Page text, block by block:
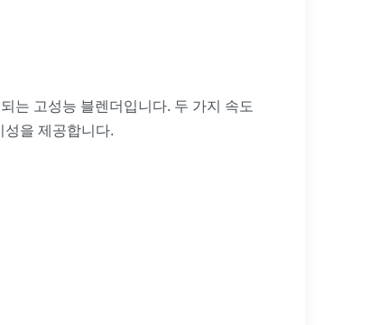
는 고성능 블렌더입니다. 두 가지 속도
성을 제공합니다.